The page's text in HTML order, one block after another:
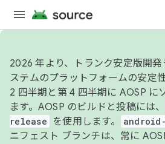
2026 年より、トランク安定版開
ステムのプラットフォームの安定
2 四半期と第 4 四半期に AOSP に
ます。AOSP のビルドと投稿には、
release
を使用します。
ニフェスト ブランチは、常に